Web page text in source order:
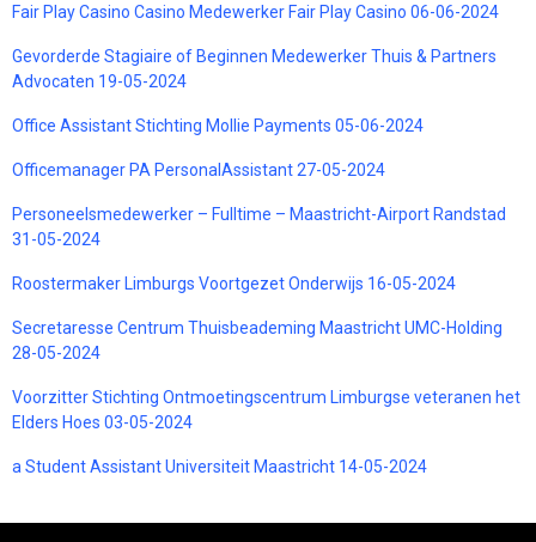
Fair Play Casino Casino Medewerker Fair Play Casino 06-06-2024
Gevorderde Stagiaire of Beginnen Medewerker Thuis & Partners
Advocaten 19-05-2024
Office Assistant Stichting Mollie Payments 05-06-2024
Officemanager PA PersonalAssistant 27-05-2024
Personeelsmedewerker – Fulltime – Maastricht-Airport Randstad
31-05-2024
Roostermaker Limburgs Voortgezet Onderwijs 16-05-2024
Secretaresse Centrum Thuisbeademing Maastricht UMC-Holding
28-05-2024
Voorzitter Stichting Ontmoetingscentrum Limburgse veteranen het
Elders Hoes 03-05-2024
a Student Assistant Universiteit Maastricht 14-05-2024